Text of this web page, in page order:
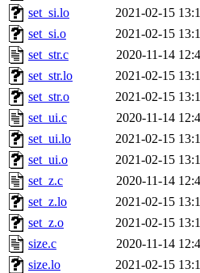
set_si.lo
2021-02-15
set_si.o
2021-02-15
set_str.c
2020-11-14
set_str.lo
2021-02-15
set_str.o
2021-02-15
set_ui.c
2020-11-14
set_ui.lo
2021-02-15
set_ui.o
2021-02-15
set_z.c
2020-11-14
set_z.lo
2021-02-15
set_z.o
2021-02-15
size.c
2020-11-14
size.lo
2021-02-15